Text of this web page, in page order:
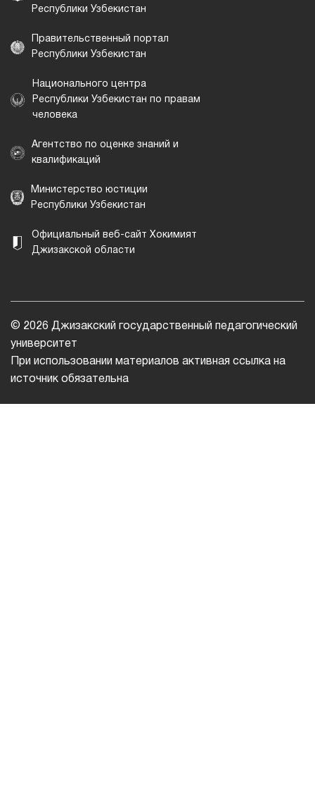
Республики Узбекистан
Правительственный портал
Республики Узбекистан
Национального центра
Республики Узбекистан по правам
человека
Агентство по оценке знаний и
квалификаций
Министерство юстиции
Республики Узбекистан
Официальный веб-сайт Хокимият
Джизакской области
© 2026 Джизакский государственный педагогический
университет
При использовании материалов активная ссылка на
источник обязательна